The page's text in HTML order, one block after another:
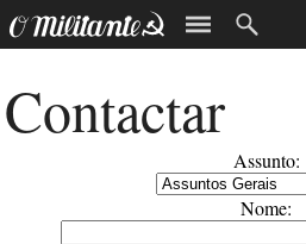
Contactar
Assunto:
Nome: